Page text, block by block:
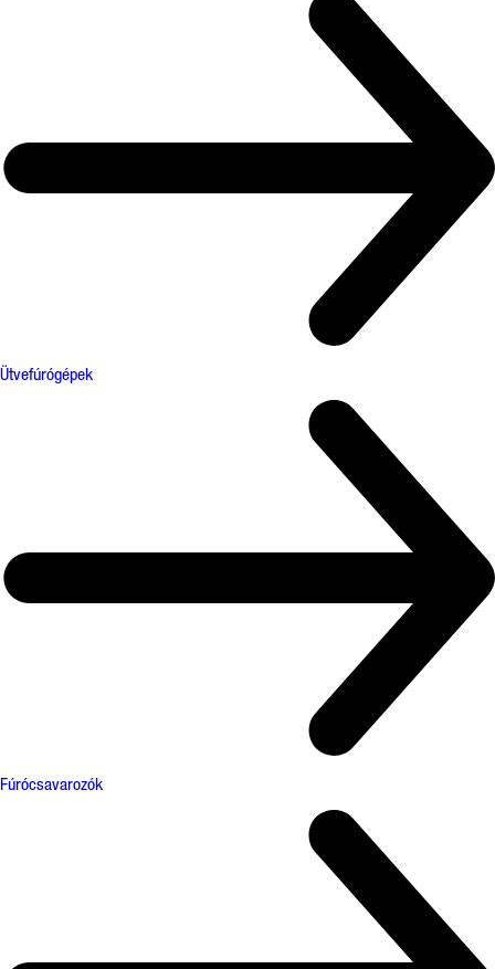
Ütvefúrógépek
Fúrócsavarozók